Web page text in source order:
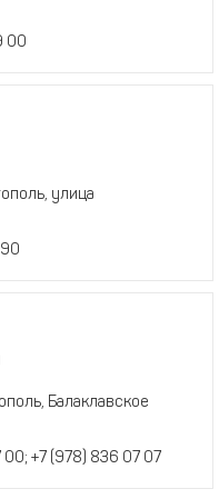
00
улица
Балаклавское
+7 (978) 836 07 07